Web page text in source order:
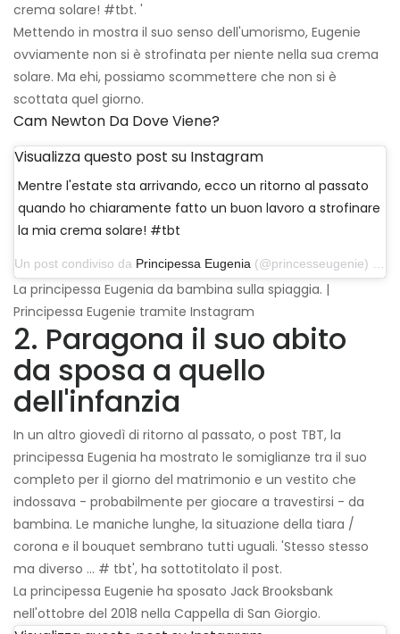
crema solare! #tbt. '
Mettendo in mostra il suo senso dell'umorismo, Eugenie
ovviamente non si è strofinata per niente nella sua crema
solare. Ma ehi, possiamo scommettere che non si è
scottata quel giorno.
Cam Newton Da Dove Viene?
Visualizza questo post su Instagram
Mentre l'estate sta arrivando, ecco un ritorno al passato
quando ho chiaramente fatto un buon lavoro a strofinare
la mia crema solare! #tbt
Un post condiviso da Principessa Eugenia (@princesseugenie) il 27 giugno 2019 alle 10:48 PDT
La principessa Eugenia da bambina sulla spiaggia. |
Principessa Eugenie tramite Instagram
2. Paragona il suo abito
da sposa a quello
dell'infanzia
In un altro giovedì di ritorno al passato, o post TBT, la
principessa Eugenia ha mostrato le somiglianze tra il suo
completo per il giorno del matrimonio e un vestito che
indossava - probabilmente per giocare a travestirsi - da
bambina. Le maniche lunghe, la situazione della tiara /
corona e il bouquet sembrano tutti uguali. 'Stesso stesso
ma diverso ... # tbt', ha sottotitolato il post.
La principessa Eugenie ha sposato Jack Brooksbank
nell'ottobre del 2018 nella Cappella di San Giorgio.